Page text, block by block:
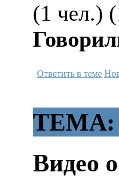
(1 чел.)
Ответить в теме
ТЕМА:
Видео